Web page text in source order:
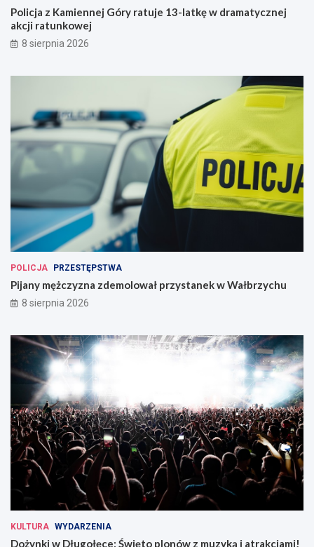
Policja z Kamiennej Góry ratuje 13-latkę w dramatycznej
akcji ratunkowej
8 sierpnia 2026
POLICJA PRZESTĘPSTWA
Pijany mężczyzna zdemolował przystanek w Wałbrzychu
8 sierpnia 2026
KULTURA WYDARZENIA
Dożynki w Długołęce: Święto plonów z muzyką i atrakcjami!